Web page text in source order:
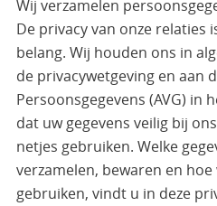
Wij verzamelen
De privacy van onze relaties
belang. Wij houden ons in
de privacywetgeving en aan
Persoonsgegevens (AVG) in
dat uw gegevens veilig bij
netjes gebruiken. Welke
verzamelen, bewaren en hoe
gebruiken, vindt u in deze